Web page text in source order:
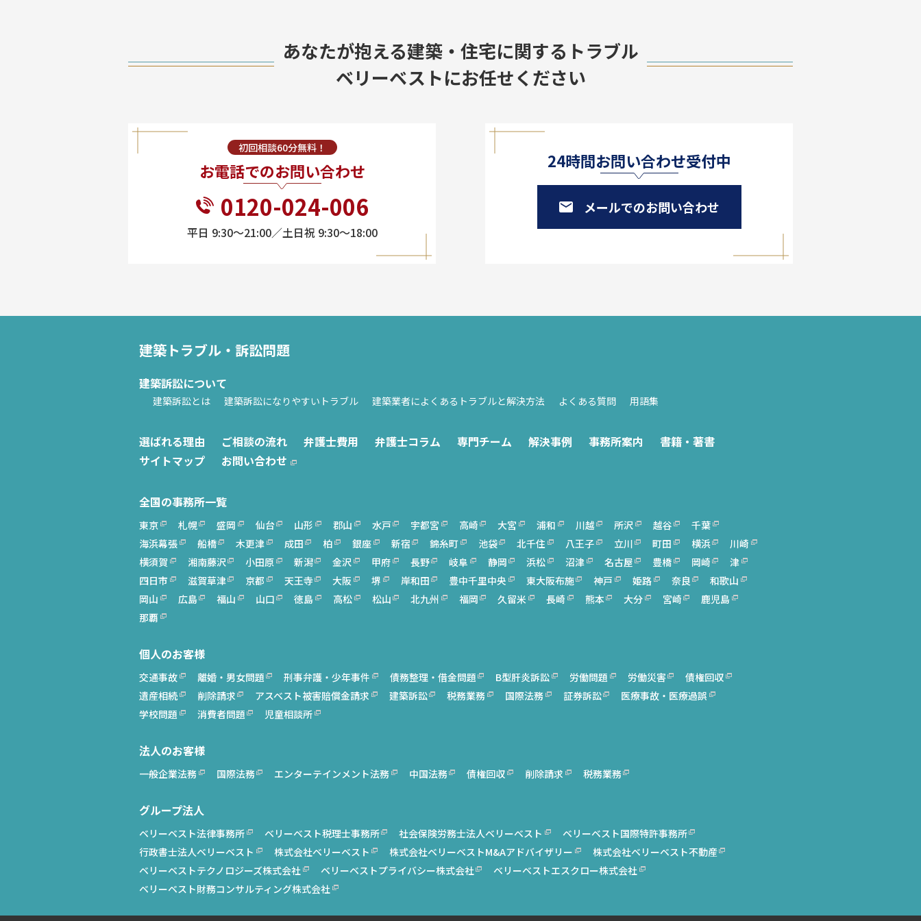
あなたが抱える建築・住宅に関するトラブル
ベリーベストにお任せください
初回相談60分無料！
お電話でのお問い合わせ
0120-024-006
平日 9:30〜21:00／土日祝 9:30〜18:00
24時間お問い合わせ受付中
メールでのお問い合わせ
建築トラブル・訴訟問題
建築訴訟について
建築訴訟とは 建築訴訟になりやすいトラブル 建築業者によくあるトラブルと解決方法 よくある質問 用語集
選ばれる理由 ご相談の流れ 弁護士費用 弁護士コラム 専門チーム 解決事例 事務所案内
書籍・著書
サイトマップ
お問い合わせ
全国の事務所一覧
東京 札幌 盛岡 仙台 山形 郡山 水戸 宇都宮 高崎 大宮 浦和 川越 所沢 越谷
千葉
海浜幕張
船橋 木更津 成田 柏 銀座 新宿 錦糸町 池袋 北千住 八王子 立川 町田 横浜
川崎
横須賀
湘南藤沢 小田原 新潟 金沢 甲府 長野 岐阜 静岡 浜松 沼津 名古屋 豊橋 岡崎
津
四日市
滋賀草津 京都 天王寺 大阪 堺 岸和田 豊中千里中央 東大阪布施 神戸 姫路 奈良
和歌山
岡山
広島 福山 山口 徳島 高松 松山 北九州 福岡 久留米 長崎 熊本 大分 宮崎
鹿児島
那覇
個人のお客様
交通事故 離婚・男女問題 刑事弁護・少年事件 債務整理・借金問題 B型肝炎訴訟 労働問題 労働災害
債権回収
遺産相続
削除請求 アスベスト被害賠償金請求 建築訴訟 税務業務 国際法務 証券訴訟
医療事故・医療過誤
学校問題
消費者問題 児童相談所
法人のお客様
一般企業法務 国際法務 エンターテインメント法務 中国法務 債権回収 削除請求 税務業務
グループ法人
ベリーベスト法律事務所 ベリーベスト税理士事務所 社会保険労務士法人ベリーベスト
ベリーベスト国際特許事務所
行政書士法人ベリーベスト
株式会社ベリーベスト 株式会社ベリーベストM&Aアドバイザリー
株式会社ベリーベスト不動産
ベリーベストテクノロジーズ株式会社
ベリーベストプライバシー株式会社
ベリーベストエスクロー株式会社
ベリーベスト財務コンサルティング株式会社